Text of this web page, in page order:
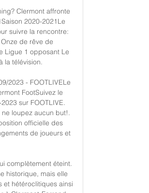
Clermont affronte
2020-2021Le
suivre la rencontre:
de rêve de
Ligue 1 opposant Le
la télévision.
2023 - FOOTLIVELe
FootSuivez le
sur FOOTLIVE.
ne loupez aucun but!.
officielle des
de joueurs et
complètement éteint.
historique, mais elle
et hétéroclitiques ainsi